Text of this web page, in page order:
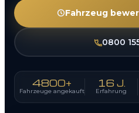
Fahrzeug
0800
4800+
Fahrzeuge angekauft
16 J.
Erfahrung